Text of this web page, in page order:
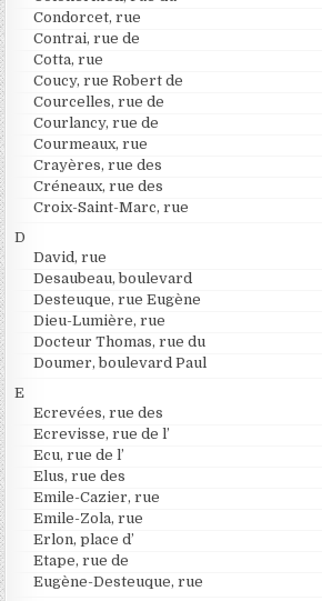
Condorcet, rue
Contrai, rue de
Cotta, rue
Coucy, rue Robert de
Courcelles, rue de
Courlancy, rue de
Courmeaux, rue
Crayères, rue des
Créneaux, rue des
Croix-Saint-Marc, rue
D
David, rue
Desaubeau, boulevard
Desteuque, rue Eugène
Dieu-Lumière, rue
Docteur Thomas, rue du
Doumer, boulevard Paul
E
Ecrevées, rue des
Ecrevisse, rue de l’
Ecu, rue de l’
Elus, rue des
Emile-Cazier, rue
Emile-Zola, rue
Erlon, place d’
Etape, rue de
Eugène-Desteuque, rue